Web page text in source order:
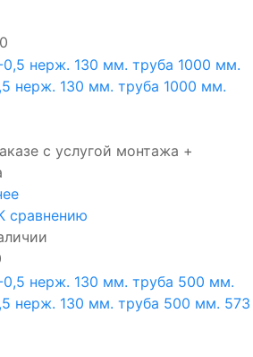
нерж. 130 мм. труба 1000 мм.
с услугой монтажа +
сравнению
нерж. 130 мм. труба 500 мм. 573